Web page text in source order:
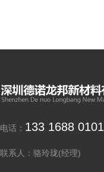
电话： 133 1688 0101
联系人：骆玲珑(经理)